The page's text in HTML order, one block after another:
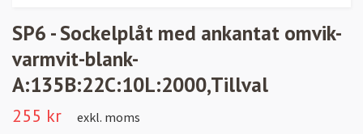
SP6 - Sockelplåt med ankantat omvik-
varmvit-blank-
A:135B:22C:10L:2000,Tillval
255 kr
exkl. moms